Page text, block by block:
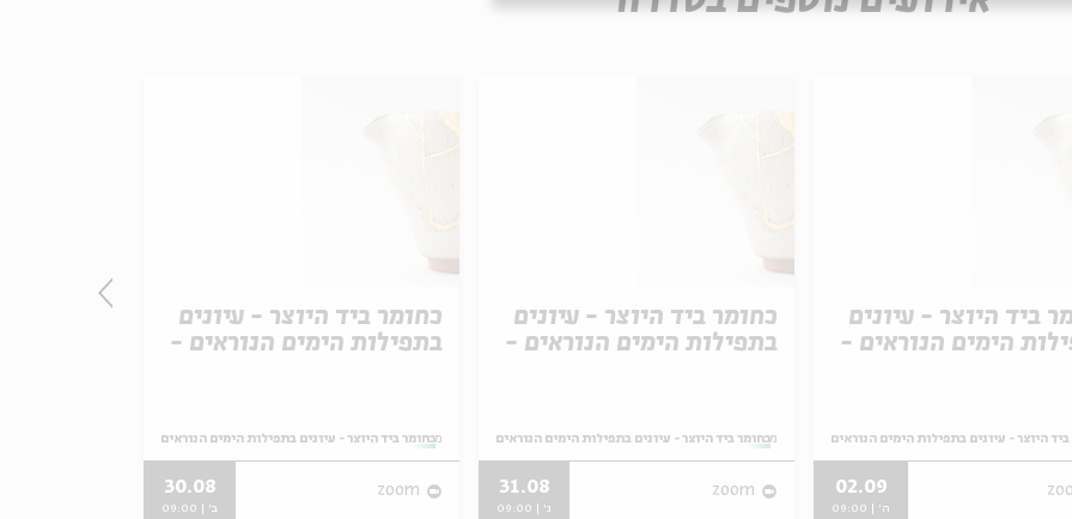
ביד היוצר - עיונים
הימים הנוראים -
ביד היוצר - עיונים בתפילות הימים הנוראים
02.09
ה' | 09:00
כחומר ביד היוצר - עיונים
בתפילות הימים הנוראים -
מתוך:
כחומר ביד היוצר - עיונים בתפילות הימים הנוראים
zoom
31.08
ג' | 09:00
כחומר ביד היוצר - עיונים
בתפילות הימים הנוראים -
מתוך:
כחומר ביד היוצר - עיונים בתפילות הימים הנוראים
zoom
30.08
ב' | 09:00